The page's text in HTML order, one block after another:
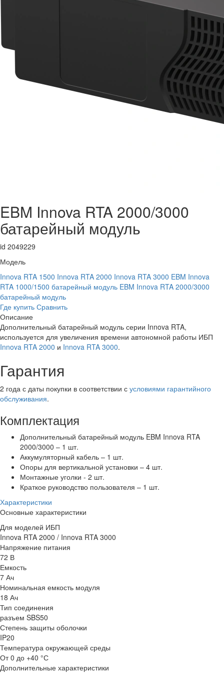
EBM Innova RTA 2000/3000
батарейный модуль
id 2049229
Модель
Innova RTA 1500 Innova RTA 2000 Innova RTA 3000 EBM Innova
RTA 1000/1500 батарейный модуль EBM Innova RTA 2000/3000
батарейный модуль
Где купить Сравнить
Описание
Дополнительный батарейный модуль серии Innova RTA,
используется для увеличения времени автономной работы ИБП
Innova RTA 2000 и Innova RTA 3000.
Гарантия
2 года с даты покупки в соответствии с условиями гарантийного
обслуживания.
Комплектация
Дополнительный батарейный модуль EBM Innova RTA
2000/3000 – 1 шт.
Аккумуляторный кабель – 1 шт.
Опоры для вертикальной установки – 4 шт.
Монтажные уголки - 2 шт.
Краткое руководство пользователя – 1 шт.
Характеристики
Основные характеристики
Для моделей ИБП
Innova RTA 2000 / Innova RTA 3000
Напряжение питания
72 В
Емкость
7 Ач
Номинальная емкость модуля
18 Ач
Тип соединения
разъем SBS50
Степень защиты оболочки
IP20
Температура окружающей среды
От 0 до +40 °С
Дополнительные характеристики